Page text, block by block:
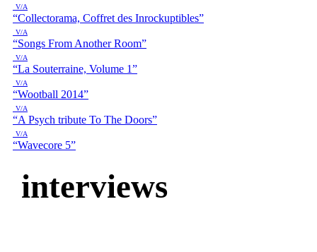
V/A
“Collectorama, Coffret des Inrockuptibles”
V/A
“Songs From Another Room”
V/A
“La Souterraine, Volume 1”
V/A
“Wootball 2014”
V/A
“A Psych tribute To The Doors”
V/A
“Wavecore 5”
interviews